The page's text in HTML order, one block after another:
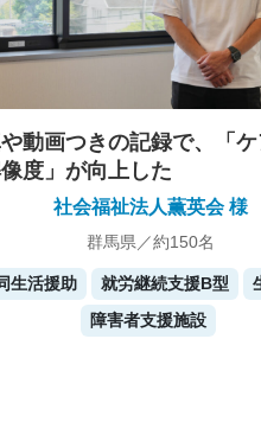
動画つきの記録で、「
度」が向上した
社会福祉法人薫英会 様
群馬県／約150名
生活援助 就労継続支援B型
障害者支援施設